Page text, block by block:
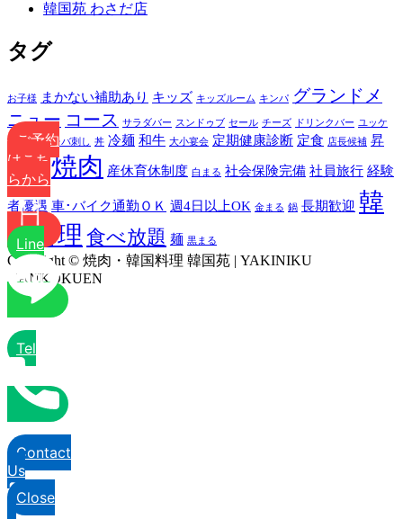
韓国苑 わさだ店
タグ
お子様 まかない補助あり キッズ キッズルーム キンパ グランドメ
ニュー コース サラダバー スンドゥブ セール チーズ ドリンクバー ユッケ
ランチ レバ刺し 丼 冷麺 和牛 大小宴会 定期健康診断 定食 店長候補 昇
給あり 焼肉 産休育休制度 白まる 社会保険完備 社員旅行 経験
者優遇 車･バイク通勤ＯＫ 週4日以上OK 金まる 鍋 長期歓迎 韓
国料理 食べ放題 麺 黒まる
Copyright © 焼肉・韓国料理 韓国苑 | YAKINIKU
KANKOKUEN
ご予約
はこち
らから
Line
Tel
Contact
Us
Close